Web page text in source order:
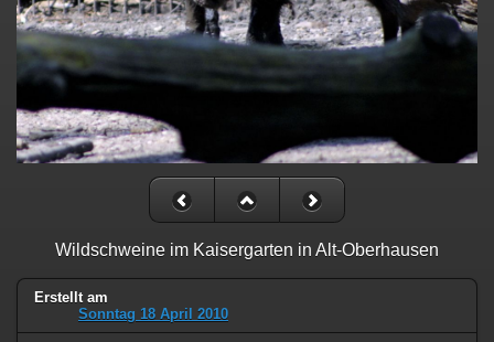
Wildschweine im Kaisergarten in Alt-Oberhausen
Erstellt am
Sonntag 18 April 2010